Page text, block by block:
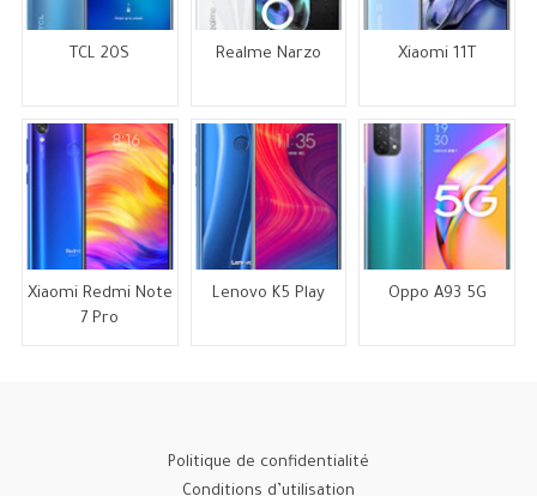
TCL 20S Realme Narzo Xiaomi 11T
Xiaomi Redmi Note
7 Pro
Lenovo K5 Play Oppo A93 5G
Politique de confidentialité